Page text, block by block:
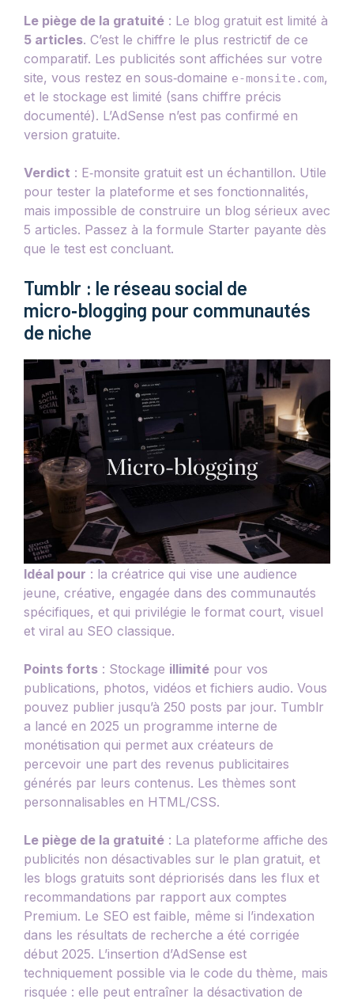
Le piège de la gratuité : Le blog gratuit est limité à
5 articles. C’est le chiffre le plus restrictif de ce
comparatif. Les publicités sont affichées sur votre
site, vous restez en sous‑domaine e‑monsite.com,
et le stockage est limité (sans chiffre précis
documenté). L’AdSense n’est pas confirmé en
version gratuite.
Verdict : E‑monsite gratuit est un échantillon. Utile
pour tester la plateforme et ses fonctionnalités,
mais impossible de construire un blog sérieux avec
5 articles. Passez à la formule Starter payante dès
que le test est concluant.
Tumblr : le réseau social de
micro‑blogging pour communautés
de niche
Idéal pour : la créatrice qui vise une audience
jeune, créative, engagée dans des communautés
spécifiques, et qui privilégie le format court, visuel
et viral au SEO classique.
Points forts : Stockage illimité pour vos
publications, photos, vidéos et fichiers audio. Vous
pouvez publier jusqu’à 250 posts par jour. Tumblr
a lancé en 2025 un programme interne de
monétisation qui permet aux créateurs de
percevoir une part des revenus publicitaires
générés par leurs contenus. Les thèmes sont
personnalisables en HTML/CSS.
Le piège de la gratuité : La plateforme affiche des
publicités non désactivables sur le plan gratuit, et
les blogs gratuits sont dépriorisés dans les flux et
recommandations par rapport aux comptes
Premium. Le SEO est faible, même si l’indexation
dans les résultats de recherche a été corrigée
début 2025. L’insertion d’AdSense est
techniquement possible via le code du thème, mais
risquée : elle peut entraîner la désactivation de